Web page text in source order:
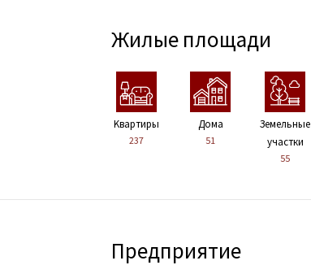
Жилые площади
Kвартиры
237
Дома
51
Земельные
участки
55
Предприятие